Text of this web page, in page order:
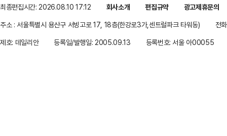
최종편집시간: 2026.08.10 17:12 회사소개 편집규약
광고제휴문의
주소 : 서울특별시 용산구 서빙고로 17, 18층(한강로3가,센트럴파크 타워동)
전
제호: 데일리안
등록일/발행일: 2005.09.13 등록번호: 서울 아00055